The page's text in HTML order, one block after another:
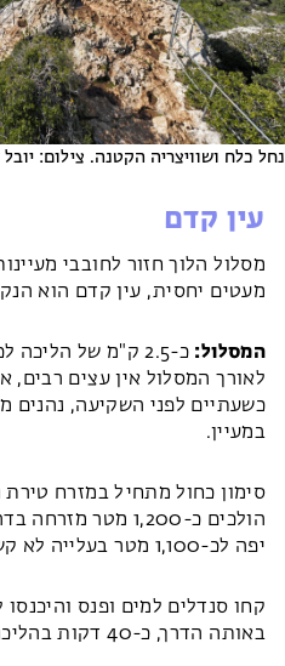
נחל כלח ושוויצריה הקטנה. צילום:
עין קדם
מסלול הלוך חזור לחובבי
מעטים יחסית, עין קדם הוא
המסלול:
כ-2.5 ק"מ של
לאורך המסלול אין עצים רבים,
כשעתיים לפני השקיעה, נהנים
במעיין.
סימון כחול מתחיל במזרח
הולכים כ-1,200
יפה לכ-1,100 מטר בעלייה לא קשה אל אזור המעיין.
קחו סנדלים למים ופנס
באותה הדרך, כ-40 דקות בהליכה מהירה.